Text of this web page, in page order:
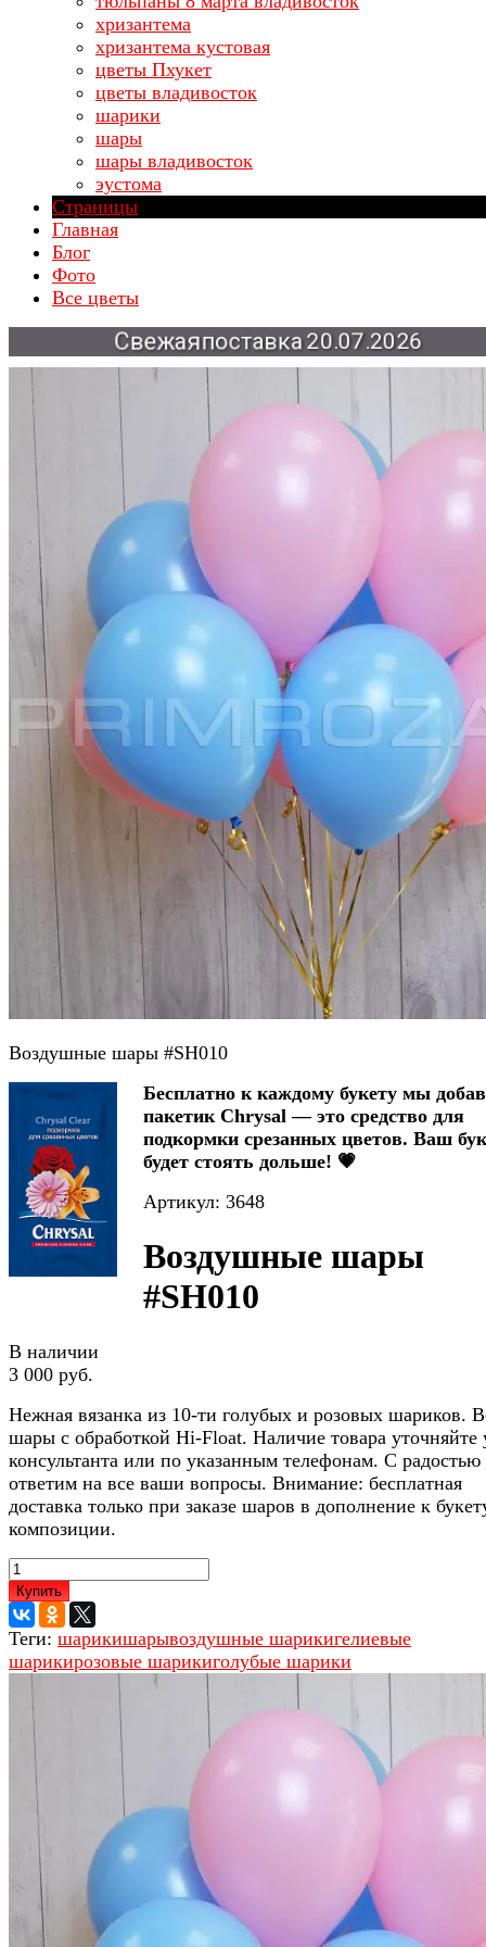
хризантема
хризантема кустовая
цветы Пхукет
цветы владивосток
шарики
шары
шары владивосток
эустома
Страницы
Главная
Блог
Фото
Все цветы
Свежая поставка 20.07.2026
Воздушные шары #SH010
Бесплатно к каждому букету мы
пакетик Chrysal — это средство для
подкормки срезанных цветов. Ваш
будет стоять дольше! 💗
Артикул: 3648
Воздушные шары
#SH010
В наличии
3 000 руб.
Нежная вязанка из 10-ти голубых и розовых шариков.
шары с обработкой Hi-Float. Наличие товара уточняйте
консультанта или по указанным телефонам. С радостью
ответим на все ваши вопросы. Внимание: бесплатная
доставка только при заказе шаров в дополнение к
композиции.
Купить
Теги: шарикишарывоздушные шарикигелиевые
шарикирозовые шарикиголубые шарики